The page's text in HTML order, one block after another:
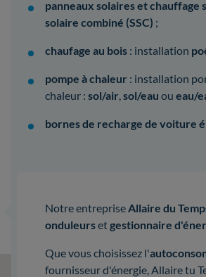
panneaux solaires et chauffage
solaire combiné (SSC) ;
chaufage au bois : installation
pompe à chaleur : installation
chaleur : sol/air,sol/eau ou eau/
bornes de recharge de voiture
Notre entrepriseAllaire du
onduleursetgestionnaire
Que vous choisissez l'
fournisseur d'énergie, Allaire tu